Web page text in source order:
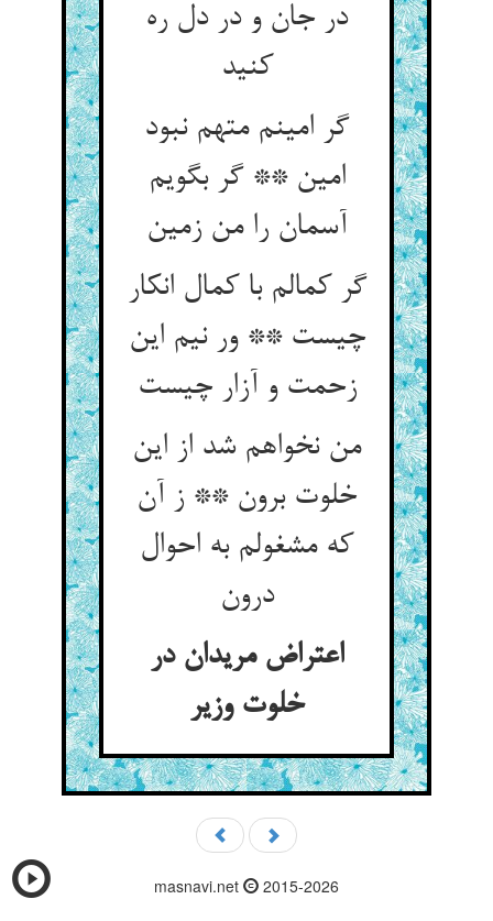
در جان و در دل ره
کنید
گر امینم متهم نبود
امین ** گر بگویم
گر کمالم با کمال انکار
چیست ** ور نیم این
زحمت و آزار چیست‌‌
من نخواهم شد از این
خلوت برون ** ز آن
که مشغولم به احوال
درون‌‌
اعتراض مریدان در
خلوت وزیر
masnavi.net 2015-2026